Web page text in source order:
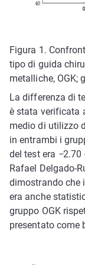
Figura 1.
tipo di guida
metalliche, OGK;
La differenza di
è stata verificata
medio di utilizzo
in entrambi i
del test era −2.70
Rafael Delgado-
dimostrando che
era anche
gruppo OGK
presentato come